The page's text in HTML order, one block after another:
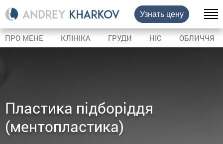
Узнать цену
ПРО МЕНЕ КЛІНІКА ГРУДИ НІС ОБЛИЧЧЯ
Пластика підборіддя
(ментопластика)